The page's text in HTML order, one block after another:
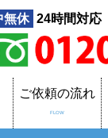
無休 24時間対応
ご依頼の流れ
FLOW